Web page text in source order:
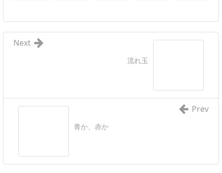
流れ玉
Next
青か、赤か
Prev